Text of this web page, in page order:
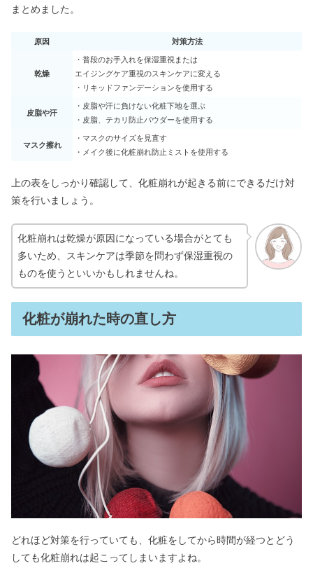
まとめました。
原因 対策方法
乾燥
・普段のお手入れを保湿重視または
エイジングケア重視のスキンケアに変える
・リキッドファンデーションを使用する
皮脂や汗
・皮脂や汗に負けない化粧下地を選ぶ
・皮脂、テカリ防止パウダーを使用する
マスク擦れ
・マスクのサイズを見直す
・メイク後に化粧崩れ防止ミストを使用する
上の表をしっかり確認して、化粧崩れが起きる前にできるだけ対
策を行いましょう。
化粧崩れは乾燥が原因になっている場合がとても
多いため、スキンケアは季節を問わず保湿重視の
ものを使うといいかもしれませんね。
化粧が崩れた時の直し方
どれほど対策を行っていても、化粧をしてから時間が経つとどう
しても化粧崩れは起こってしまいますよね。